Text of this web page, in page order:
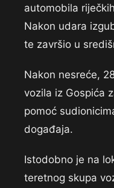
automobila
Nakon udara
te završio u
Nakon nesreće,
vozila iz Gospića
pomoć
događaja.
Istodobno je na
teretnog skupa